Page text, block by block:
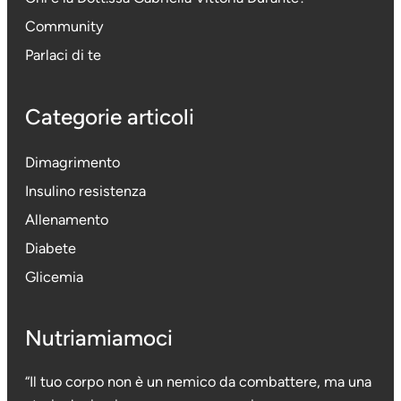
Community
Parlaci di te
Categorie articoli
Dimagrimento
Insulino resistenza
Allenamento
Diabete
Glicemia
Nutriamiamoci
“Il tuo corpo non è un nemico da combattere, ma una